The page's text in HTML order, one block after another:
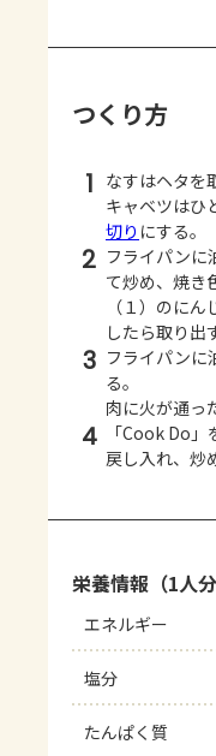
つくり方
1 なすはヘタを
キャベツはひ
切り にする。
2 フライパンに
て炒め、焼き
（１）のに
したら取り出
3 フライパンに
る。
肉に火が通っ
4
「Cook Do
戻し入れ、炒
栄養情報（1人分
エネルギー
塩分
たんぱく質